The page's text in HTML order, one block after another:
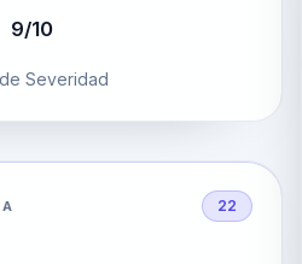
9/10
Severidad
22